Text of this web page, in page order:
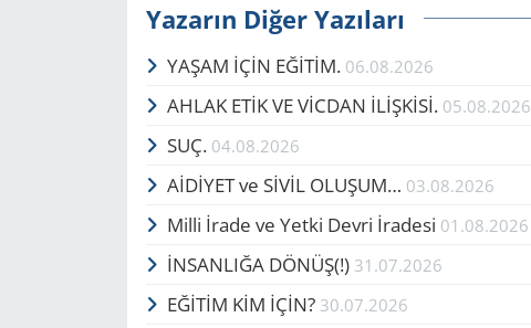
Yazarın Diğer Yazıları
YAŞAM İÇİN EĞİTİM. 06.08.2026
AHLAK ETİK VE VİCDAN İLİŞKİSİ. 05.08.2026
SUÇ. 04.08.2026
AİDİYET ve SİVİL OLUŞUM… 03.08.2026
Milli İrade ve Yetki Devri İradesi 01.08.2026
İNSANLIĞA DÖNÜŞ(!) 31.07.2026
EĞİTİM KİM İÇİN? 30.07.2026